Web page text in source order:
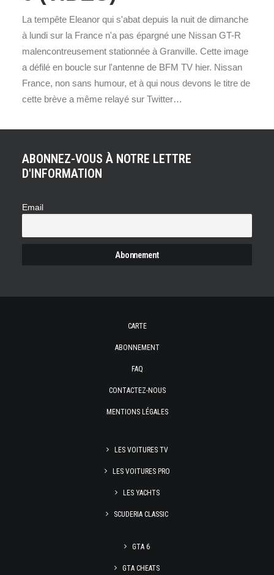
La tempête Eleanor qui s'abat depuis la nuit de dimanche
à lundi sur la France n'a pas épargné une Nissan GT-R
malencontreusement stationnée à Granville. Cette image
a défilé en boucle sur l'antenne de BFM TV hier. Nissan
France, non sans humour, et à qui nous devons le titre de
cette brève a même relayé sur Twitter…
ABONNEZ-VOUS À NOTRE LETTRE
D'INFORMATION
Email
CARTE
ABONNEMENT
FAQ
CONTACTEZ-NOUS
MENTIONS LÉGALES
LES VOITURES TV
LES VOITURES PRO
LES YACHTS
SCUDERIA CLASSIC
GTA 6
GTA CHEATS